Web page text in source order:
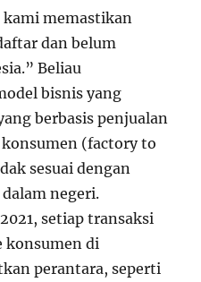
memastikan
dan belum
Beliau
bisnis yang
berbasis penjualan
(factory to
sesuai dengan
negeri.
setiap transaksi
konsumen di
perantara, seperti